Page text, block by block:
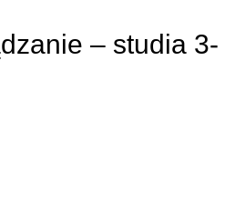
– studia 3-